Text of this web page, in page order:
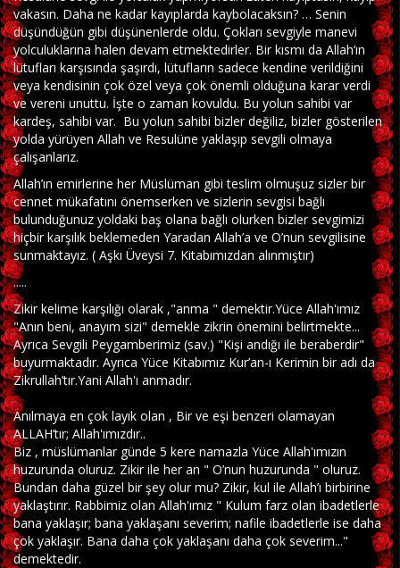
vakasın. Daha ne kadar kayıplarda kaybolacaksın? … Senin
düşündüğün gibi düşünenlerde oldu. Çokları sevgiyle manevi
yolculuklarına halen devam etmektedirler. Bir kısmı da Allah’ın
lütufları karşısında şaşırdı, lütufların sadece kendine verildiğini
veya kendisinin çok özel veya çok önemli olduğuna karar verdi
ve vereni unuttu. İşte o zaman kovuldu. Bu yolun sahibi var
kardeş, sahibi var. Bu yolun sahibi bizler değiliz, bizler gösterilen
yolda yürüyen Allah ve Resulüne yaklaşıp sevgili olmaya
çalışanlarız.
Allah’ın emirlerine her Müslüman gibi teslim olmuşuz sizler bir
cennet mükafatını önemserken ve sizlerin sevgisi bağlı
bulunduğunuz yoldaki baş olana bağlı olurken bizler sevgimizi
hiçbir karşılık beklemeden Yaradan Allah’a ve O’nun sevgilisine
sunmaktayız. ( Aşkı Üveysi 7. Kitabımızdan alınmıştır)
.....
Zikir kelime karşılığı olarak ,"anma " demektir.Yüce Allah'ımız
"Anın beni, anayım sizi" demekle zikrin önemini belirtmekte...
Ayrıca Sevgili Peygamberimiz (sav.) "Kişi andığı ile beraberdir"
buyurmaktadır. Ayrıca Yüce Kitabımız Kur’an-ı Kerimin bir adı da
Zikrullah’tır.Yani Allah'ı anmadır.
Anılmaya en çok layık olan , Bir ve eşi benzeri olamayan
ALLAH’tır; Allah'ımızdır..
Biz , müslümanlar günde 5 kere namazla Yüce Allah'ımızın
huzurunda oluruz. Zikir ile her an " O’nun huzurunda " oluruz.
Bundan daha güzel bir şey olur mu? Zikir, kul ile Allah’ı birbirine
yaklaştırır. Rabbimiz olan Allah'ımız " Kulum farz olan ibadetlerle
bana yaklaşır; bana yaklaşanı severim; nafile ibadetlerle ise daha
çok yaklaşır. Bana daha çok yaklaşanı daha çok severim..."
demektedir.